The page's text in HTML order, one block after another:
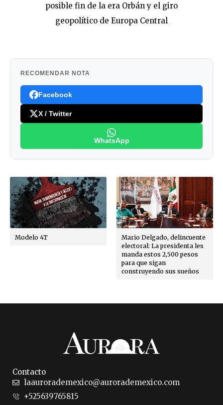
posible fin de la era Orbán y el giro
geopolítico de Europa Central
RECOMENDAR NOTA
Facebook
X / Twitter
WhatsApp
Modelo 4T
Mario Delgado, delincuente
electoral: La presidenta les
manda estos 2,500 pesos
para que sigan
construyendo sus sueños
Contacto
laaurorademexico@aurorademexico.com
+525639765815